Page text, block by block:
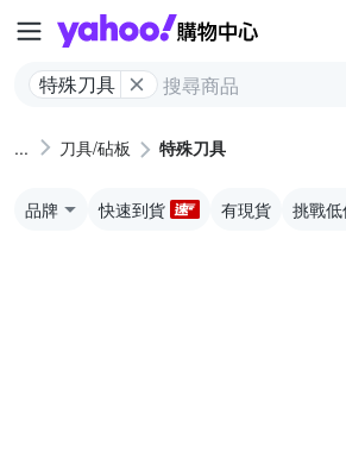
Yahoo購
特殊刀具
刀具/砧板 特殊刀具
品牌 快速到貨 有現貨 挑戰